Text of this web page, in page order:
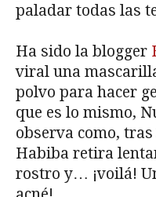
paladar todas las
Ha sido la blogger
viral una
polvo para hacer
que es lo mismo,
observa como,
Habiba retira
rostro y… ¡voilá!